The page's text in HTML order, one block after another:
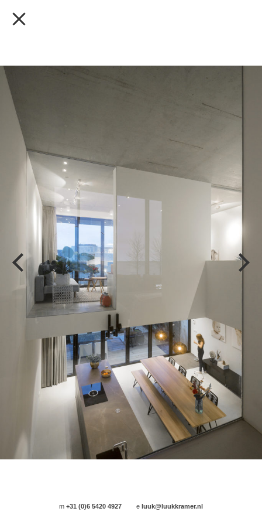
m+31 (0)6 5420 4927 e luuk@luukkramer.nl